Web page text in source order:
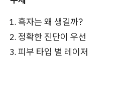
흑자는 왜 생길까?
정확한 진단이 우선
피부 타입 별 레이저